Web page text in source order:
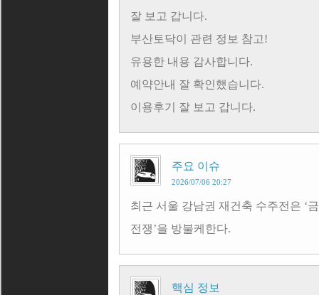
잘 보고 갑니다.
부산토닥이 관련 정보 참고!
유용한 내용 감사합니다.
예약안내 잘 확인했습니다.
이용후기 잘 보고 갑니다.
주요 이슈
2026/07/06 20:27
최근 서울 강남권 재건축 수주전은 ‘
전쟁’을 방불케한다.
핵심 정보